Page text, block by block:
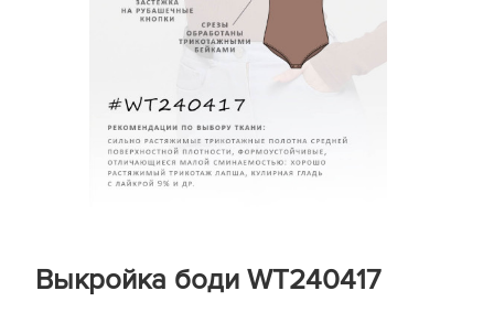
Выкройка боди WT240417